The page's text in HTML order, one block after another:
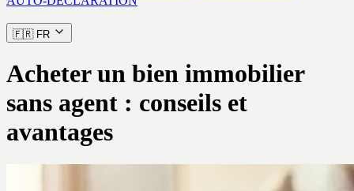
🇫🇷 FR
Acheter un bien immobilier
sans agent : conseils et
avantages